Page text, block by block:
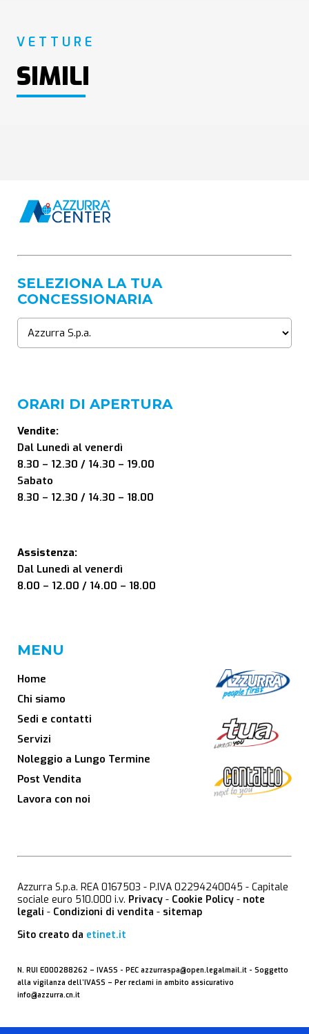
VETTURE
SIMILI
SELEZIONA LA TUA
CONCESSIONARIA
ORARI DI APERTURA
Vendite:
Dal Lunedì al venerdì
8.30 – 12.30 / 14.30 – 19.00
Sabato
8.30 – 12.30 / 14.30 – 18.00
Assistenza:
Dal Lunedì al venerdì
8.00 – 12.00 / 14.00 – 18.00
MENU
Home
Chi siamo
Sedi e contatti
Servizi
Noleggio a Lungo Termine
Post Vendita
Lavora con noi
Azzurra S.p.a. REA 0167503 - P.IVA 02294240045 - Capitale
sociale euro 510.000 i.v. Privacy - Cookie Policy - note
legali - Condizioni di vendita - sitemap
Sito creato da etinet.it
N. RUI E000288262 – IVASS - PEC azzurraspa@open.legalmail.it - Soggetto
alla vigilanza dell’IVASS – Per reclami in ambito assicurativo
info@azzurra.cn.it